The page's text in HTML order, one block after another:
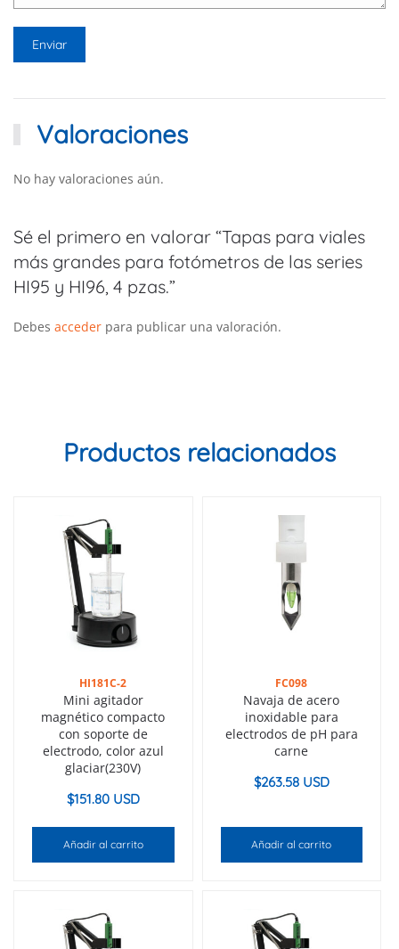
Valoraciones
No hay valoraciones aún.
Sé el primero en valorar “Tapas para viales
más grandes para fotómetros de las series
HI95 y HI96, 4 pzas.”
Debes acceder para publicar una valoración.
Productos relacionados
HI181C-2
Mini agitador
magnético compacto
con soporte de
electrodo, color azul
glaciar(230V)
$151.80 USD
Añadir al carrito
FC098
Navaja de acero
inoxidable para
electrodos de pH para
carne
$263.58 USD
Añadir al carrito